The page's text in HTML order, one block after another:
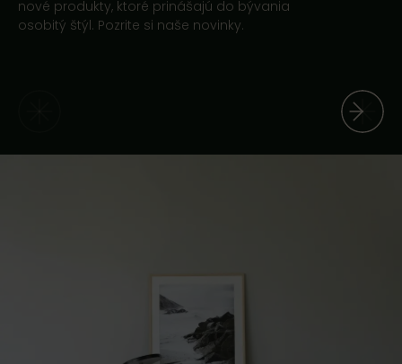
nové produkty, ktoré prinášajú do bývania
osobitý štýl. Pozrite si naše novinky.